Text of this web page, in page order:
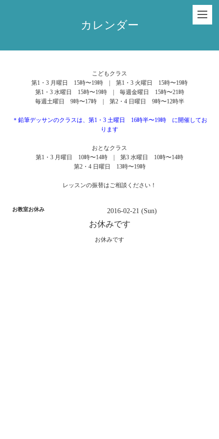
カレンダー
こどもクラス
第1・3 月曜日 15時〜19時 | 第1・3 火曜日 15時〜19時
第1・3 水曜日 15時〜19時 | 毎週金曜日 15時〜21時
毎週土曜日 9時〜17時 | 第2・4 日曜日 9時〜12時半
＊鉛筆デッサンのクラスは、第1・3 土曜日 16時半〜19時 に開催してお
ります
おとなクラス
第1・3 月曜日 10時〜14時 | 第3 水曜日 10時〜14時
第2・4 日曜日 13時〜19時
レッスンの振替はご相談ください！
お教室お休み 2016-02-21 (Sun)
お休みです
お休みです